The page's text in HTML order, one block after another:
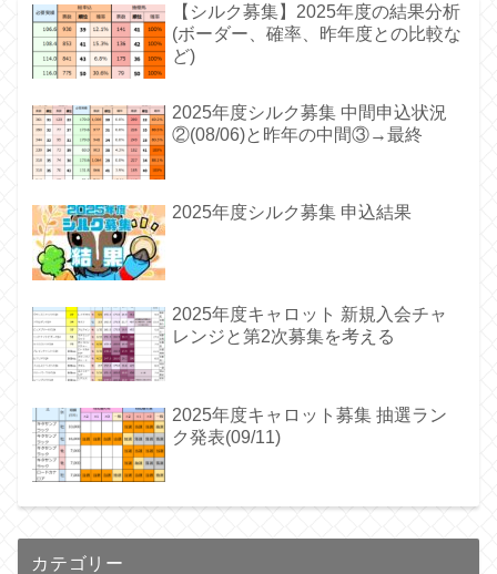
【シルク募集】2025年度の結果分析
(ボーダー、確率、昨年度との比較な
ど)
2025年度シルク募集 中間申込状況
②(08/06)と昨年の中間③→最終
2025年度シルク募集 申込結果
2025年度キャロット 新規入会チャ
レンジと第2次募集を考える
2025年度キャロット募集 抽選ラン
ク発表(09/11)
カテゴリー